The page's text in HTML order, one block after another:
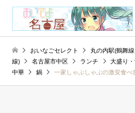
おいなごセレクト 丸の内駅(鶴舞
線)
名古屋市中区 ランチ 大盛り
中華
鍋 一家しゃぶしゃぶの激安食べ